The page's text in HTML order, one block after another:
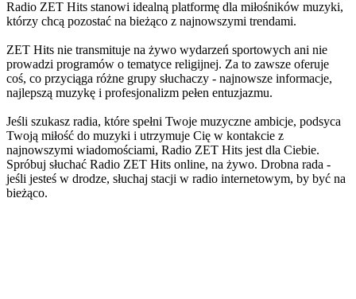
Radio ZET Hits stanowi idealną platformę dla miłośników muzyki,
którzy chcą pozostać na bieżąco z najnowszymi trendami.
ZET Hits nie transmituje na żywo wydarzeń sportowych ani nie
prowadzi programów o tematyce religijnej. Za to zawsze oferuje
coś, co przyciąga różne grupy słuchaczy - najnowsze informacje,
najlepszą muzykę i profesjonalizm pełen entuzjazmu.
Jeśli szukasz radia, które spełni Twoje muzyczne ambicje, podsyca
Twoją miłość do muzyki i utrzymuje Cię w kontakcie z
najnowszymi wiadomościami, Radio ZET Hits jest dla Ciebie.
Spróbuj słuchać Radio ZET Hits online, na żywo. Drobna rada -
jeśli jesteś w drodze, słuchaj stacji w radio internetowym, by być na
bieżąco.